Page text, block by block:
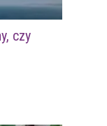
czy